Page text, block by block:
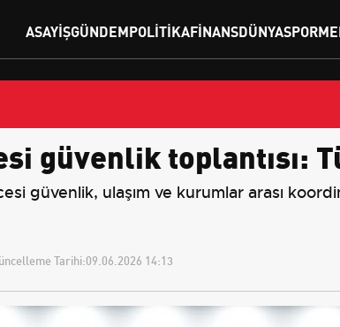
ASAYIŞGÜNDEMPOLITIKAFINANSDÜNYASPOR
güvenlik toplantısı:
güvenlik, ulaşım ve kurumlar arası
Tarihi:09.06.2026 14:13